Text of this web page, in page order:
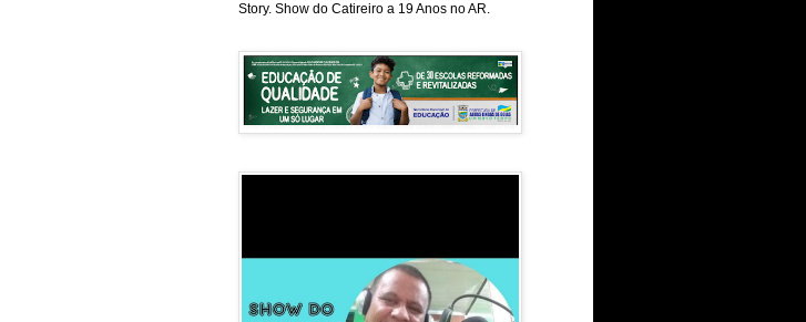
Story. Show do Catireiro a 19 Anos no AR.